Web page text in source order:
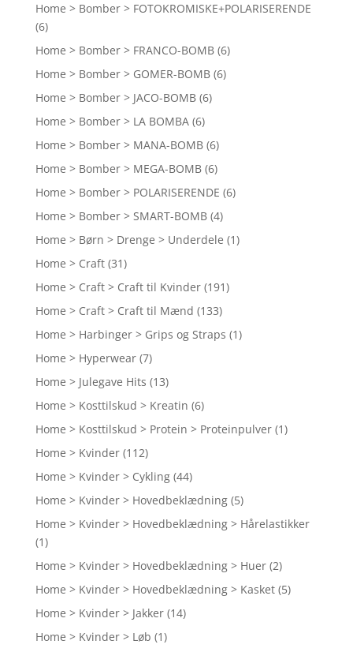
Home > Bomber > FOTOKROMISKE+POLARISERENDE
(6)
Home > Bomber > FRANCO-BOMB (6)
Home > Bomber > GOMER-BOMB (6)
Home > Bomber > JACO-BOMB (6)
Home > Bomber > LA BOMBA (6)
Home > Bomber > MANA-BOMB (6)
Home > Bomber > MEGA-BOMB (6)
Home > Bomber > POLARISERENDE (6)
Home > Bomber > SMART-BOMB (4)
Home > Børn > Drenge > Underdele (1)
Home > Craft (31)
Home > Craft > Craft til Kvinder (191)
Home > Craft > Craft til Mænd (133)
Home > Harbinger > Grips og Straps (1)
Home > Hyperwear (7)
Home > Julegave Hits (13)
Home > Kosttilskud > Kreatin (6)
Home > Kosttilskud > Protein > Proteinpulver (1)
Home > Kvinder (112)
Home > Kvinder > Cykling (44)
Home > Kvinder > Hovedbeklædning (5)
Home > Kvinder > Hovedbeklædning > Hårelastikker
(1)
Home > Kvinder > Hovedbeklædning > Huer (2)
Home > Kvinder > Hovedbeklædning > Kasket (5)
Home > Kvinder > Jakker (14)
Home > Kvinder > Løb (1)